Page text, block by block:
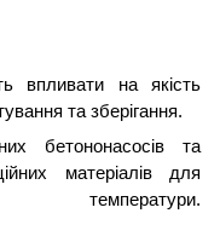
впливати на якість
та зберігання.
бетононасосів та
матеріалів для
температури.